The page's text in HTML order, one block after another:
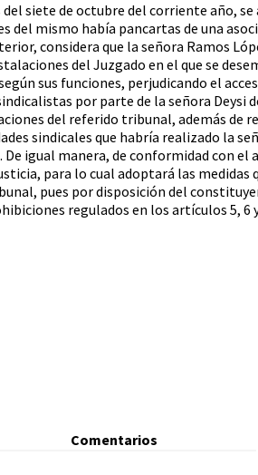
siete de octubre del corriente año,
del mismo había pancartas de una
considera que la señora Ramos
del Juzgado en el que se
sus funciones, perjudicando el
por parte de la señora Deysi
del referido tribunal, además
sindicales que habría realizado la
igual manera, de conformidad con
para lo cual adoptará las medidas
pues por disposición del
regulados en los artículos 5, 6
Comentarios